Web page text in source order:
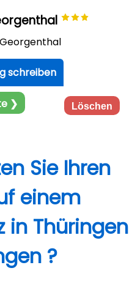
schreiben
❯ Löschen
Sie Ihren
einem
Thüringen
?